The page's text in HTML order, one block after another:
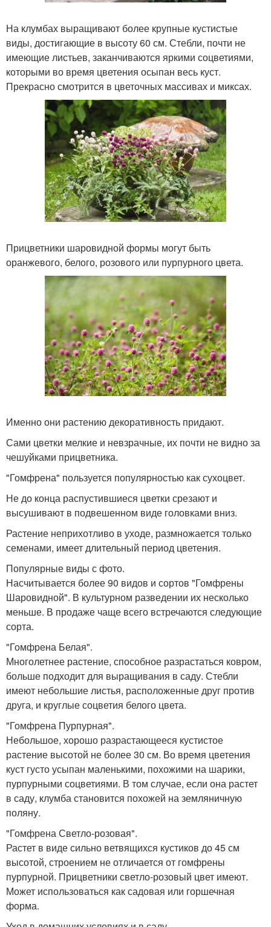
На клумбах выращивают более крупные кустистые
виды, достигающие в высоту 60 см. Стебли, почти не
имеющие листьев, заканчиваются яркими соцветиями,
которыми во время цветения осыпан весь куст.
Прекрасно смотрится в цветочных массивах и миксах.
Прицветники шаровидной формы могут быть
оранжевого, белого, розового или пурпурного цвета.
Именно они растению декоративность придают.
Сами цветки мелкие и невзрачные, их почти не видно за
чешуйками прицветника.
"Гомфрена" пользуется популярностью как сухоцвет.
Не до конца распустившиеся цветки срезают и
высушивают в подвешенном виде головками вниз.
Растение неприхотливо в уходе, размножается только
семенами, имеет длительный период цветения.
Популярные виды с фото.
Насчитывается более 90 видов и сортов "Гомфрены
Шаровидной". В культурном разведении их несколько
меньше. В продаже чаще всего встречаются следующие
сорта.
"Гомфрена Белая".
Многолетнее растение, способное разрастаться ковром,
больше подходит для выращивания в саду. Стебли
имеют небольшие листья, расположенные друг против
друга, и круглые соцветия белого цвета.
"Гомфрена Пурпурная".
Небольшое, хорошо разрастающееся кустистое
растение высотой не более 30 см. Во время цветения
куст густо усыпан маленькими, похожими на шарики,
пурпурными соцветиями. В том случае, если она растет
в саду, клумба становится похожей на земляничную
поляну.
"Гомфрена Светло-розовая".
Растет в виде сильно ветвящихся кустиков до 45 см
высотой, строением не отличается от гомфрены
пурпурной. Прицветники светло-розовый цвет имеют.
Может использоваться как садовая или горшечная
форма.